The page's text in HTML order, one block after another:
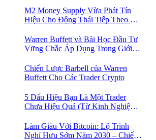
Bán Khống
M2 Money Supply Vừa Phát Tín
Hiệu Cho Động Thái Tiếp Theo Của
Trader Đang Bỏ Lỡ! 🚀
Warren Buffett và Bài Học Đầu Tư
Vững Chắc Áp Dụng Trong Giới
Chiến Lược Barbell của Warren
Buffett Cho Các Trader Crypto
5 Dấu Hiệu Bạn Là Một Trader
Chưa Hiệu Quả (Từ Kinh Nghiệm
Làm Giàu Với Bitcoin: Lộ Trình
Nghỉ Hưu Sớm Năm 2030 – Chiến